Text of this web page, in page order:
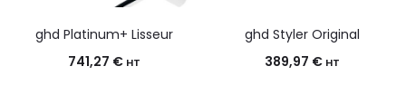
ghd Platinum+ Lisseur
741,27 € HT
ghd Styler Original
389,97 € HT